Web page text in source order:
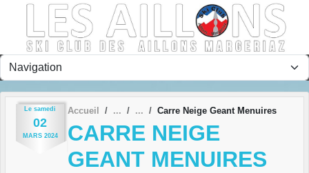
Le samedi
02
MARS 2024
Accueil Carre Neige Geant Menuires
CARRE NEIGE
GEANT MENUIRES
Panneau de gestion des cookies